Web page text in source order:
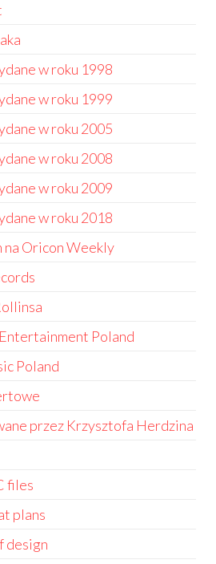
w roku 1998
w roku 1999
w roku 2005
w roku 2008
w roku 2009
w roku 2018
na Oricon Weekly
Poland
Poland
przez Krzysztofa Herdzina
files
plans
design